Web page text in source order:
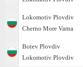
Lokomotiv Plovdiv
Cherno More Varna
Botev Plovdiv
Lokomotiv Plovdiv